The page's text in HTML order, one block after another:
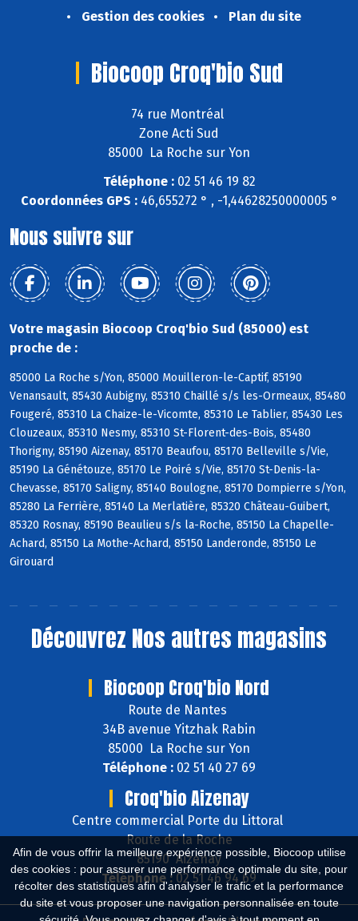
Afin de vous offrir la meilleure expérience possible, Biocoop utilise
des cookies : pour assurer une performance optimale du site, pour
récolter des statistiques afin d'analyser le trafic et la performance
du site et vous proposer une navigation personnalisée en toute
Gestion des cookies
Plan du site
Biocoop Croq'bio Sud
74 rue Montréal
Zone Acti Sud
85000 La Roche sur Yon
Téléphone :02 51 46 19 82
Coordonnées GPS :46,655272 ° , -1,44628250000005 °
Nous suivre sur
Votre magasin Biocoop Croq'bio Sud (85000) est
proche de :
85000 La Roche s/Yon, 85000 Mouilleron-le-Captif, 85190
Venansault, 85430 Aubigny, 85310 Chaillé s/s les-Ormeaux, 85480
Fougeré, 85310 La Chaize-le-Vicomte, 85310 Le Tablier, 85430 Les
Clouzeaux, 85310 Nesmy, 85310 St-Florent-des-Bois, 85480
Thorigny, 85190 Aizenay, 85170 Beaufou, 85170 Belleville s/Vie,
85190 La Génétouze, 85170 Le Poiré s/Vie, 85170 St-Denis-la-
Chevasse, 85170 Saligny, 85140 Boulogne, 85170 Dompierre s/Yon,
85280 La Ferrière, 85140 La Merlatière, 85320 Château-Guibert,
85320 Rosnay, 85190 Beaulieu s/s la-Roche, 85150 La Chapelle-
Achard, 85150 La Mothe-Achard, 85150 Landeronde, 85150 Le
Girouard
Découvrez Nos autres magasins
Biocoop Croq'bio Nord
Route de Nantes
34B avenue Yitzhak Rabin
85000 La Roche sur Yon
Téléphone : 02 51 40 27 69
Croq'bio Aizenay
Centre commercial Porte du Littoral
Route de la Roche
85190 Aizenay
Téléphone :02 51 46 94 69